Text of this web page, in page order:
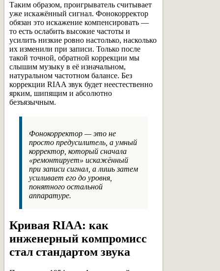
Таким образом, проигрыватель считывает
уже искажённый сигнал. Фонокорректор
обязан это искажение компенсировать —
то есть ослабить высокие частоты и
усилить низкие ровно настолько, насколько
их изменили при записи. Только после
такой точной, обратной коррекции мы
слышим музыку в её изначальном,
натуральном частотном балансе. Без
коррекции RIAA звук будет неестественно
ярким, шипящим и абсолютно
безъязычным.
Фонокорректор — это не
просто предусилитель, а умный
корректор, который сначала
«ремонтирует» искажённый
при записи сигнал, а лишь затем
усиливает его до уровня,
понятного остальной
аппаратуре.
Кривая RIAA: как
инженерный компромисс
стал стандартом звука